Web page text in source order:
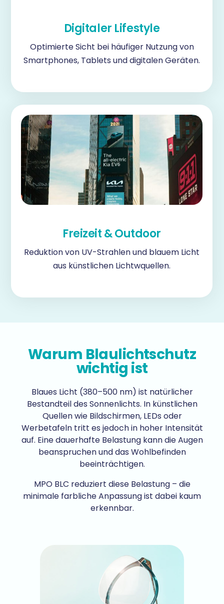
Digitaler Lifestyle
Optimierte Sicht bei häufiger Nutzung von
Smartphones, Tablets und digitalen Geräten.
Freizeit & Outdoor
Reduktion von UV-Strahlen und blauem Licht
aus künstlichen Lichtwquellen.
Warum Blaulichtschutz
wichtig ist
Blaues Licht (380–500 nm) ist natürlicher
Bestandteil des Sonnenlichts. In künstlichen
Quellen wie Bildschirmen, LEDs oder
Werbetafeln tritt es jedoch in hoher Intensität
auf. Eine dauerhafte Belastung kann die Augen
beanspruchen und das Wohlbefinden
beeinträchtigen.
MPO BLC reduziert diese Belastung – die
minimale farbliche Anpassung ist dabei kaum
erkennbar.